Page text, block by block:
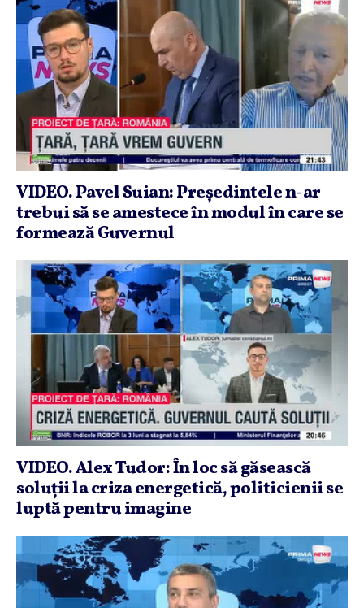
VIDEO. Pavel Suian: Preşedintele n-ar
trebui să se amestece în modul în care se
formează Guvernul
VIDEO. Alex Tudor: În loc să găsească
soluţii la criza energetică, politicienii se
luptă pentru imagine